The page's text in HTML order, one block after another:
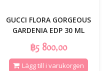
GUCCI FLORA GORGEOUS
GARDENIA EDP 30 ML
฿5 800,00
Lägg till i varukorgen